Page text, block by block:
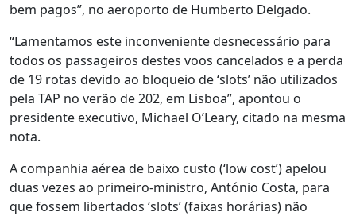
bem pagos”, no aeroporto de Humberto Delgado.
“Lamentamos este inconveniente desnecessário para
todos os passageiros destes voos cancelados e a perda
de 19 rotas devido ao bloqueio de ‘slots’ não utilizados
pela TAP no verão de 202, em Lisboa”, apontou o
presidente executivo, Michael O’Leary, citado na mesma
nota.
A companhia aérea de baixo custo (‘low cost’) apelou
duas vezes ao primeiro-ministro, António Costa, para
que fossem libertados ‘slots’ (faixas horárias) não